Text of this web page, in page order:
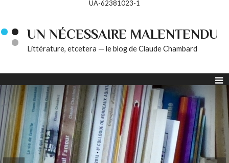
UA-62381023-1
UN NÉCESSAIRE MALENTENDU
Littérature, etcetera — le blog de Claude Chambard